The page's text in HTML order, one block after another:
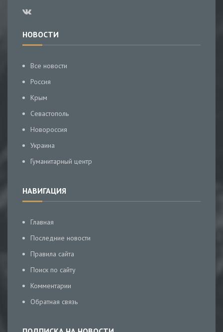
НОВОСТИ
Все новости
Россия
Крым
Севастополь
Новороссия
Украина
Гуманитарный центр
НАВИГАЦИЯ
Главная
Последние новости
Правила сайта
Поиск по сайту
Комментарии
Обратная связь